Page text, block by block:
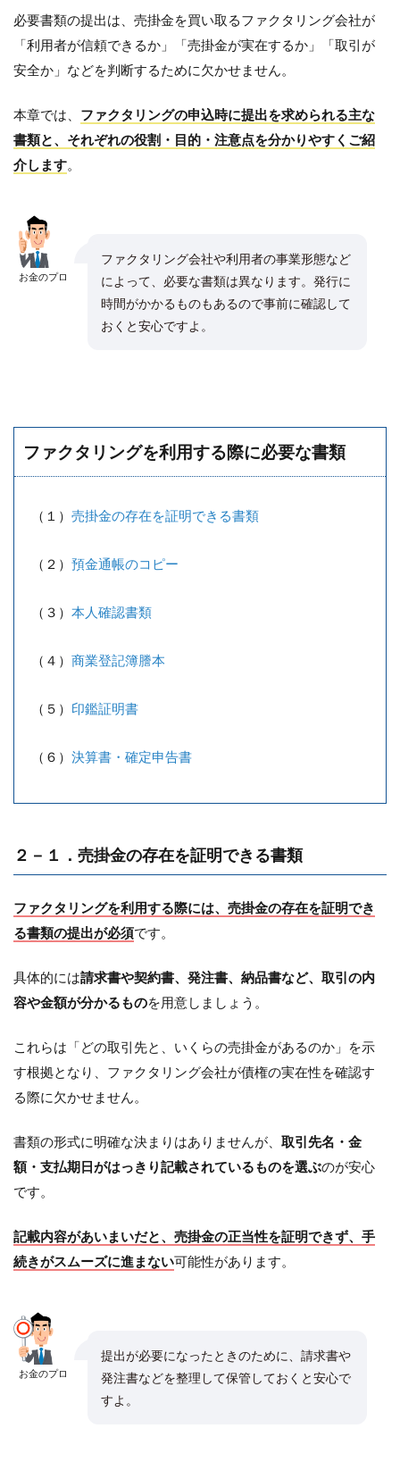
必要書類の提出は、売掛金を買い取るファクタリング会社が
「利用者が信頼できるか」「売掛金が実在するか」「取引が
安全か」などを判断するために欠かせません。
本章では、 ファクタリングの申込時に提出を求められる主な
書類と、それぞれの役割・目的・注意点を分かりやすくご紹
介します
お金のプロ
ファクタリング会社や利用者の事業形態など
によって、必要な書類は異なります。発行に
時間がかかるものもあるので事前に確認して
おくと安心ですよ。
ファクタリングを利用する際に必要な書類
（１） 売掛金の存在を証明できる書類
（２） 預金通帳のコピー
（３） 本人確認書類
（４） 商業登記簿謄本
（５） 印鑑証明書
（６） 決算書・確定申告書
２－１．売掛金の存在を証明できる書類
ファクタリングを利用する際には、売掛金の存在を証明でき
る書類の提出が必須です。
具体的には請求書や契約書、発注書、納品書など、取引の内
容や金額が分かるものを用意しましょう。
これらは「どの取引先と、いくらの売掛金があるのか」を示
す根拠となり、ファクタリング会社が債権の実在性を確認す
る際に欠かせません。
書類の形式に明確な決まりはありませんが、 取引先名・金
額・支払期日がはっきり記載されているものを選ぶのが安心
です。
記載内容があいまいだと、売掛金の正当性を証明できず、手
続きがスムーズに進まない可能性があります。
お金のプロ
提出が必要になったときのために、請求書や
発注書などを整理して保管しておくと安心で
すよ。